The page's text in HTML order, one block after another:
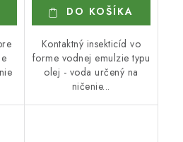
DO KOŠÍKA
Kontaktný insekticíd vo
forme vodnej emulzie typu
olej - voda určený na
ničenie...